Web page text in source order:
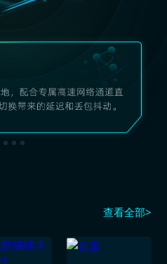
查看全部>